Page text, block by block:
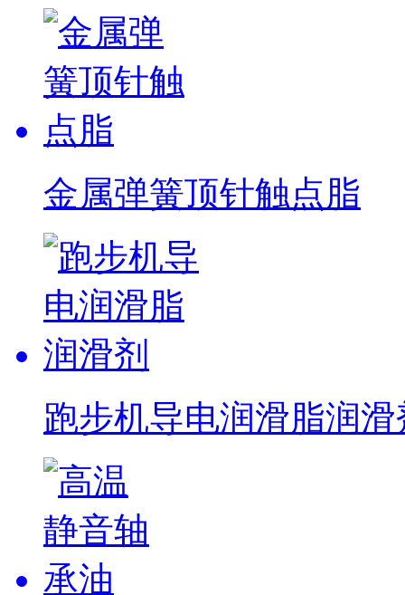
金属弹簧顶针触点脂
跑步机导电润滑脂润滑